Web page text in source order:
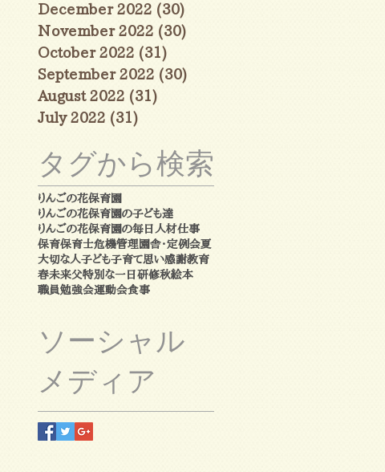
December 2022 (30)
November 2022 (30)
October 2022 (31)
September 2022 (30)
August 2022 (31)
July 2022 (31)
タグから検索
りんごの花保育園
りんごの花保育園の子ども達
りんごの花保育園の毎日 人材仕事
保育保育士危機管理園舎・定例会夏
大切な人子ども子育て思い感謝教育
春未来父特別な一日研修秋絵本
職員勉強会運動会食事
ソーシャル
メディア